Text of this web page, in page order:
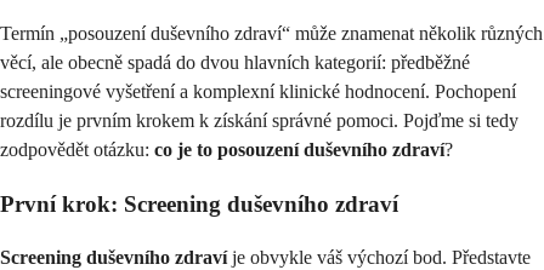
Termín „posouzení duševního zdraví“ může znamenat několik různých
věcí, ale obecně spadá do dvou hlavních kategorií: předběžné
screeningové vyšetření a komplexní klinické hodnocení. Pochopení
rozdílu je prvním krokem k získání správné pomoci. Pojďme si tedy
zodpovědět otázku: co je to posouzení duševního zdraví?
První krok: Screening duševního zdraví
Screening duševního zdravíje obvykle váš výchozí bod. Představte